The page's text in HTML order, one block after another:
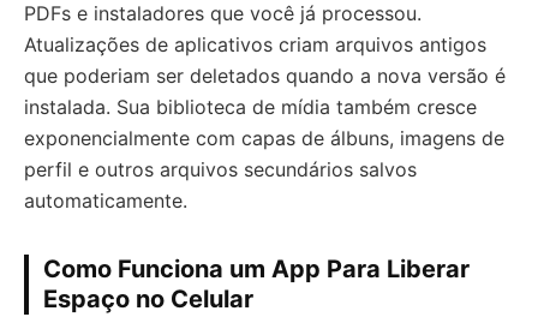
PDFs e instaladores que você já processou.
Atualizações de aplicativos criam arquivos antigos
que poderiam ser deletados quando a nova versão é
instalada. Sua biblioteca de mídia também cresce
exponencialmente com capas de álbuns, imagens de
perfil e outros arquivos secundários salvos
automaticamente.
Como Funciona um App Para Liberar
Espaço no Celular